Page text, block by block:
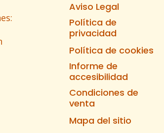
Aviso Legal
Política de
privacidad
Política de cookies
Informe de
accesibilidad
Condiciones de
venta
Mapa del sitio